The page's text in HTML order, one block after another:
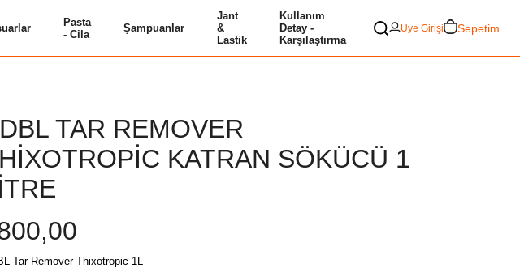
Pasta
- Cila
Şampuanlar
Jant
&
Lastik
Kullanım
Detay -
Karşılaştırma
Üye Girişi Sepetim
TAR REMOVER
KATRAN SÖKÜCÜ 1
Tar Remover Thixotropic 1L